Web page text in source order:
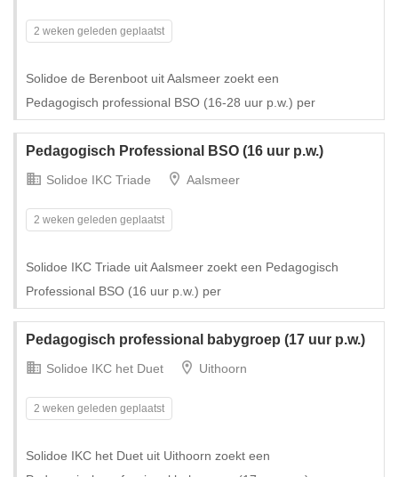
2 weken geleden geplaatst
Solidoe de Berenboot uit Aalsmeer zoekt een
Pedagogisch professional BSO (16-28 uur p.w.) per
Pedagogisch Professional BSO (16 uur p.w.)
Solidoe IKC Triade Aalsmeer
2 weken geleden geplaatst
Solidoe IKC Triade uit Aalsmeer zoekt een Pedagogisch
Professional BSO (16 uur p.w.) per
Pedagogisch professional babygroep (17 uur p.w.)
Solidoe IKC het Duet Uithoorn
2 weken geleden geplaatst
Solidoe IKC het Duet uit Uithoorn zoekt een